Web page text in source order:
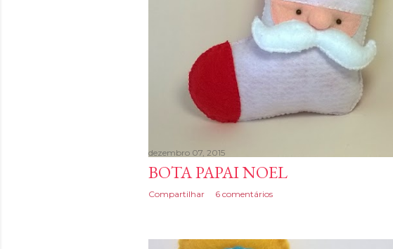
dezembro 07, 2015
BOTA PAPAI NOEL
Compartilhar 6 comentários